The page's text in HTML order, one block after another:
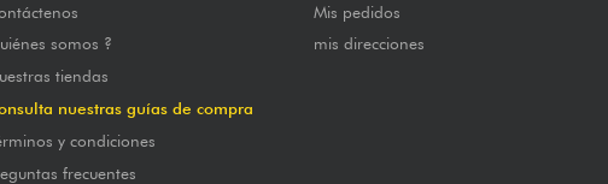
somos ?
tiendas
nuestras guías de compra
y condiciones
frecuentes
Mis pedidos
mis direcciones